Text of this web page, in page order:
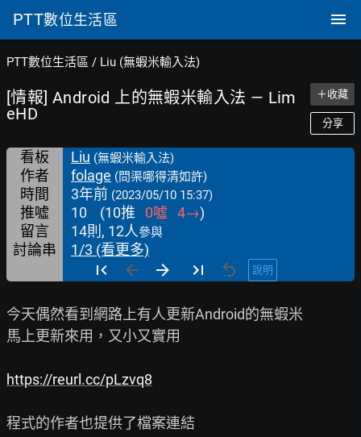
PTT數位生活區
PTT數位生活區 / Liu (無蝦米輸入法)
[情報] Android 上的無蝦米輸入法 — Lim
eHD
＋收藏
分享
看板 Liu (無蝦米輸入法)
作者 folage (問渠哪得清如許)
時間 3年前 (2023/05/10 15:37)
推噓 10 (10推 0噓 4→)
留言
14則, 12人參與
討論串 1/3 (看更多)
說明
今天偶然看到網路上有人更新Android的無蝦米
馬上更新來用，又小又實用
https://reurl.cc/pLzvq8
程式的作者也提供了檔案連結